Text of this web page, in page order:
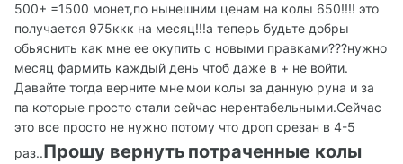
500+ =1500 монет,по нынешним ценам на колы 650!!!! это
получается 975ккк на месяц!!!а теперь будьте добры
обьяснить как мне ее окупить с новыми правками???нужно
месяц фармить каждый день чтоб даже в + не войти.
Давайте тогда верните мне мои колы за данную руна и за
па которые просто стали сейчас нерентабельными.Сейчас
это все просто не нужно потому что дроп срезан в 4-5
раз..Прошу вернуть потраченные колы